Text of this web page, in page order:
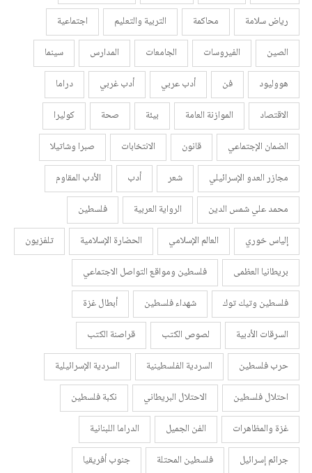
رياض سلامة
محاكمة التربية والتعليم
اجتماعية
الصين
الفيروسات الجامعات المدارس
سينما
هووليود
فن أدب عربي أدب غربي
دراما
الاقتصاد
الموازنة العامة بيئة صحة
كوليرا
الضمان الإجتماعي
قانون الانتخابات
صبرا وشاتيلا
مجازر العدو الإسرائيلي
شعر أدب
الأدب المقاوم
محمد علي شمس الدين
الرواية العربية
فلسطين
إلياس خوري
العالم الإسلامي الحضارة الإسلامية
تلفزيون
بريطانيا العظمى
فلسطين ومواقع التواصل الاجتماعي
فلسطين وتيك توك
شهداء فلسطين
أبطال غزة
السرقات الأدبية
لصوص الكتب
قراصنة الكتب
حرب فلسطين
السردية الفلسطينية
السردية الإسرائيلية
احتلال فلسطين
الاحتلال البريطاني
نكبة فلسطين
غزة والمظاهرات
الفن الجميل
الدراما اللبنانية
جرائم إسرائيل
فلسطين المحتلة
جنوب أفريقيا